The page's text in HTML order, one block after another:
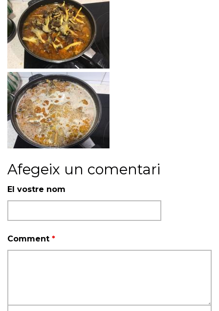
Afegeix un comentari
El vostre nom
Comment *